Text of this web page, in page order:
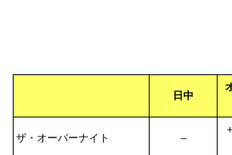
日中
ザ・オーバーナイト –